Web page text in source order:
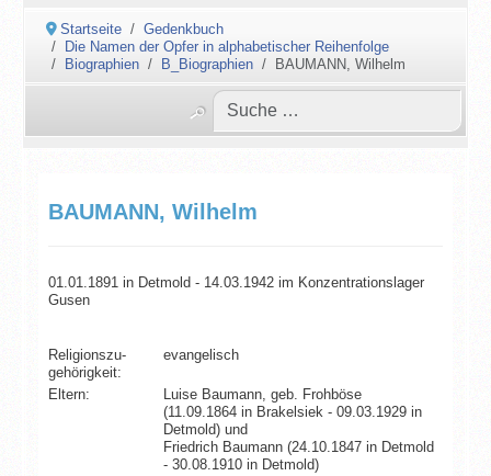
Startseite
Gedenkbuch
Die Namen der Opfer in alphabetischer Reihenfolge
Biographien
B_Biographien BAUMANN, Wilhelm
BAUMANN, Wilhelm
01.01.1891 in Detmold - 14.03.1942 im Konzentrationslager
Gusen
Religionszu­
gehörigkeit:
evangelisch
Eltern:
Luise Baumann, geb. Frohböse
(11.09.1864 in Brakelsiek - 09.03.1929 in
Detmold) und
Friedrich Baumann (24.10.1847 in Detmold
- 30.08.1910 in Detmold)